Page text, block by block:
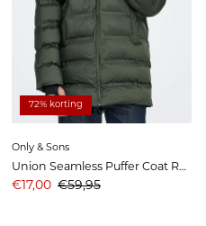
72% korting
Only & Sons
Union Seamless Puffer Coat Rosin
Aanbiedingsprijs
€17,00 Prijs
€59,95